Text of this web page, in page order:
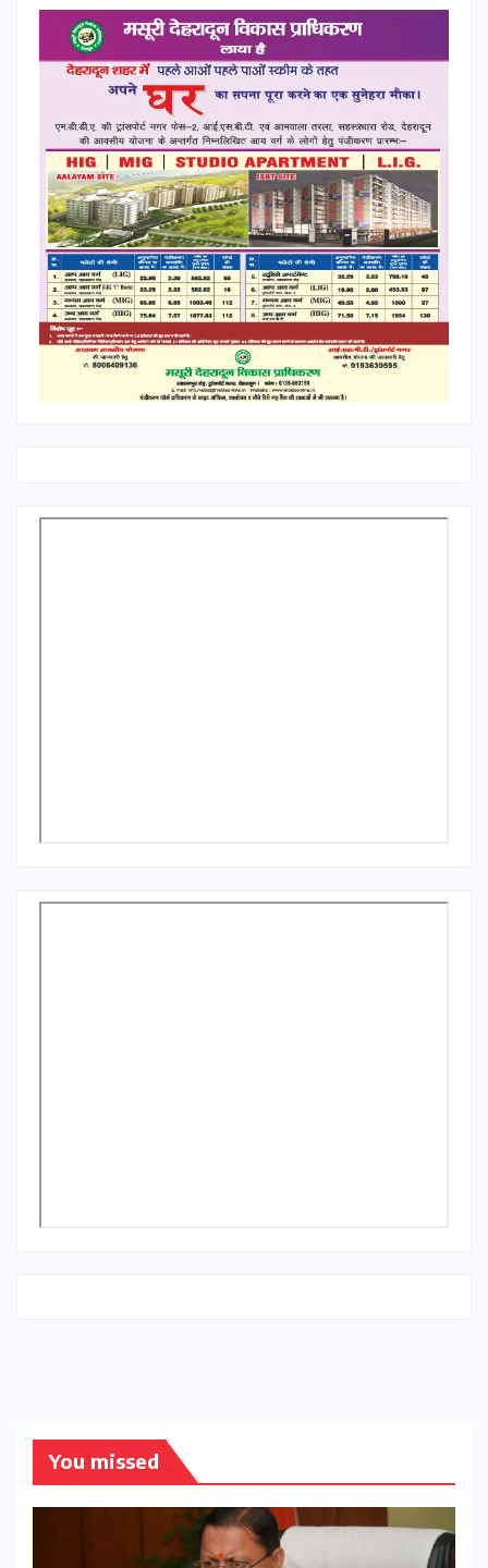
You missed